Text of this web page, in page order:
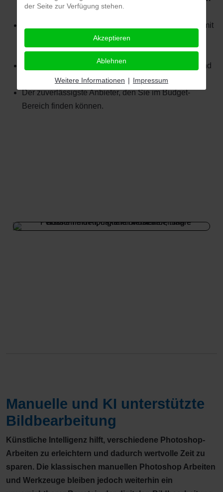
den gesamten Produktionsprozess.
Echte Manpower statt blinder KI-Einsatz (Kontrolle mit
Sinn und Verstand ohne problematischen
Automatismus).
Persönliche Ansprechpartner, jederzeit erreichbar und
immer verantwortlich.
Der zuverlässigste Anbieter, den Sie im Budget-
Bereich finden können.
Manuelle und KI unterstützte
Bildbearbeitung
Künstliche Intelligenz hilft, verschiedene Photoshop-
Arbeiten zu erleichtern und dadurch wertvolle Zeit zu
sparen. Die klassischen manuellen Photoshop Arbeiten
und Werkzeuge bleiben jedoch weiterhin ein
der Seite zur Verfügung stehen.
Akzeptieren
Ablehnen
Weitere Informationen | Impressum